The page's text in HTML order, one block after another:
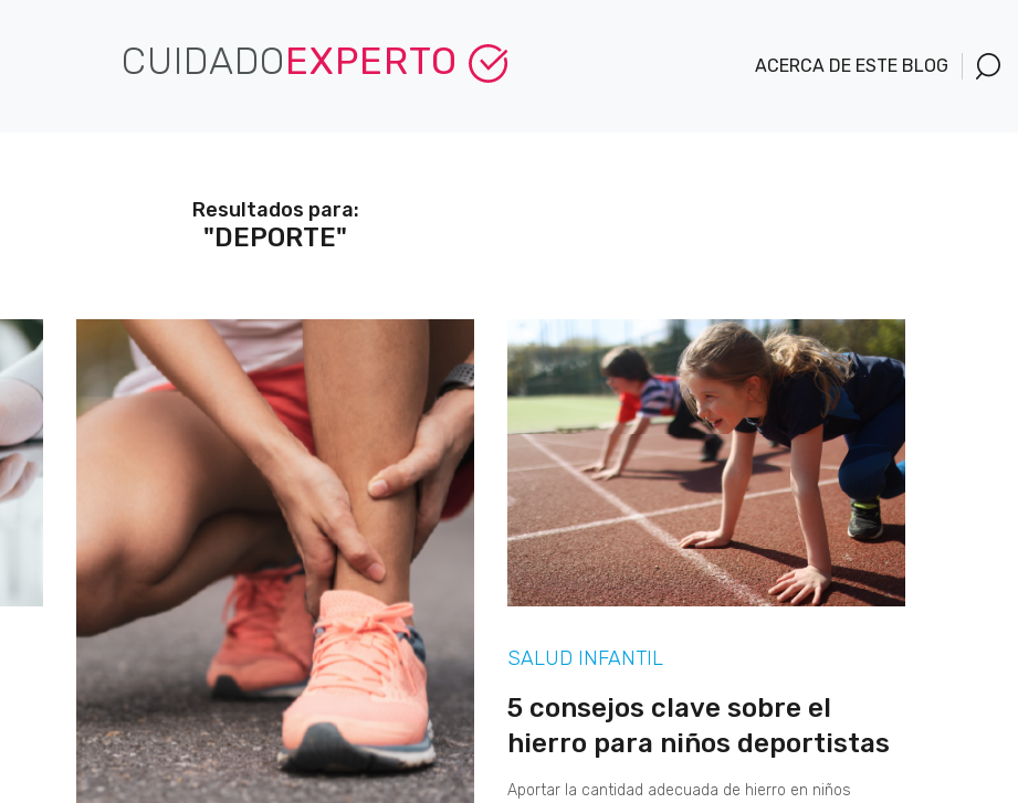
CUIDADOEXPERTO ACERCA DE ESTE BLOG
Resultados para:
"DEPORTE"
SALUD INFANTIL
5 consejos clave sobre el
hierro para niños deportistas
Aportar la cantidad adecuada de hierro en niños